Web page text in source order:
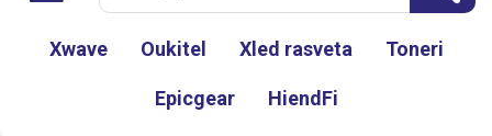
Xwave Oukitel Xled rasveta Toneri
Epicgear HiendFi